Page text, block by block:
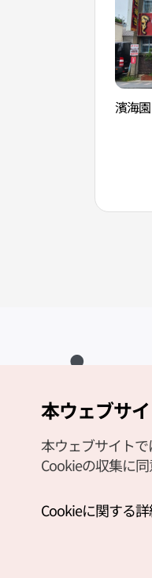
濱海園
Copyright (c) Korea
サイトエラー報告
本ウェブサ
本ウェブサイト
Cookieの収集に
Cookieに関する